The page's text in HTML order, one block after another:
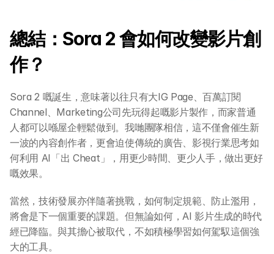
總結：Sora 2 會如何改變影片創
作？
Sora 2 嘅誕生，意味著以往只有大IG Page、百萬訂閱
Channel、Marketing公司先玩得起嘅影片製作，而家普通
人都可以喺屋企輕鬆做到。我哋團隊相信，這不僅會催生新
一波的內容創作者，更會迫使傳統的廣告、影視行業思考如
何利用 AI「出 Cheat」，用更少時間、更少人手，做出更好
嘅效果。
當然，技術發展亦伴隨著挑戰，如何制定規範、防止濫用，
將會是下一個重要的課題。但無論如何，AI 影片生成的時代
經已降臨。與其擔心被取代，不如積極學習如何駕馭這個強
大的工具。